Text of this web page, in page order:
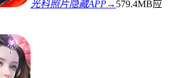
光科照片隐藏APP→ 579.4MB应